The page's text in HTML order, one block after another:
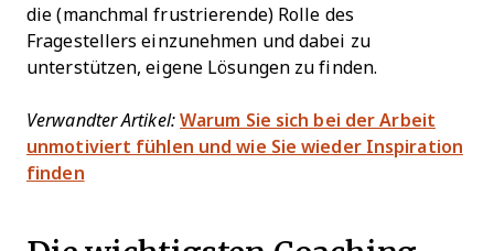
die (manchmal frustrierende) Rolle des
Fragestellers einzunehmen und dabei zu
unterstützen, eigene Lösungen zu finden.
Verwandter Artikel: Warum Sie sich bei der Arbeit
unmotiviert fühlen und wie Sie wieder Inspiration
finden